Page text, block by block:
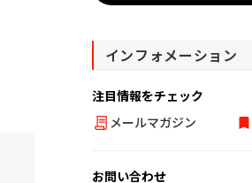
インフォメーション
注目情報をチェック
メールマガジン
お問い合わせ